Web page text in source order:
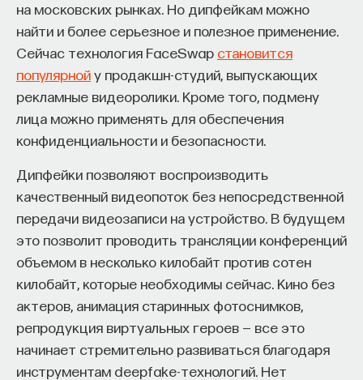
на московских рынках. Но дипфейкам можно
найти и более серьезное и полезное применение.
Сейчас технология FaceSwap становится
популярнойу продакшн-студий, выпускающих
рекламные видеоролики. Кроме того, подмену
лица можно применять для обеспечения
конфиденциальности и безопасности.
Дипфейки позволяют воспроизводить
качественный видеопоток без непосредственной
передачи видеозаписи на устройство. В будущем
это позволит проводить трансляции конференций
объемом в несколько килобайт против сотен
килобайт, которые необходимы сейчас. Кино без
актеров, анимация старинных фотоснимков,
репродукция виртуальных героев — все это
начинает стремительно развиваться благодаря
инструментам deepfake-технологий. Нет